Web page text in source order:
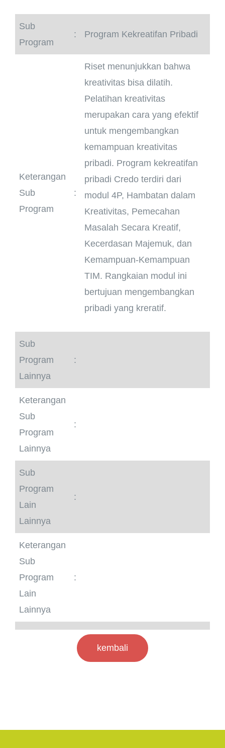
Sub
Program
: Program Kekreatifan Pribadi
Keterangan
Sub
Program
:
Riset menunjukkan bahwa
kreativitas bisa dilatih.
Pelatihan kreativitas
merupakan cara yang efektif
untuk mengembangkan
kemampuan kreativitas
pribadi. Program kekreatifan
pribadi Credo terdiri dari
modul 4P, Hambatan dalam
Kreativitas, Pemecahan
Masalah Secara Kreatif,
Kecerdasan Majemuk, dan
Kemampuan-Kemampuan
TIM. Rangkaian modul ini
bertujuan mengembangkan
pribadi yang kreratif.
Sub
Program
Lainnya
:
Keterangan
Sub
Program
Lainnya
:
Sub
Program
Lain
Lainnya
:
Keterangan
Sub
Program
Lain
Lainnya
:
kembali